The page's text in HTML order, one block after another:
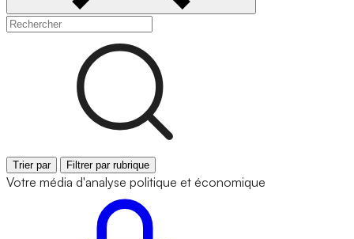
Trier par Filtrer par rubrique
Votre média d'analyse politique et économique